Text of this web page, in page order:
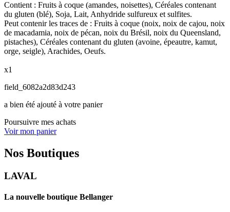
Contient : Fruits à coque (amandes, noisettes), Céréales contenant
du gluten (blé), Soja, Lait, Anhydride sulfureux et sulfites.
Peut contenir les traces de : Fruits à coque (noix, noix de cajou, noix
de macadamia, noix de pécan, noix du Brésil, noix du Queensland,
pistaches), Céréales contenant du gluten (avoine, épeautre, kamut,
orge, seigle), Arachides, Oeufs.
x1
field_6082a2d83d243
a bien été ajouté à votre panier
Poursuivre mes achats
Voir mon panier
Nos Boutiques
LAVAL
La nouvelle boutique Bellanger